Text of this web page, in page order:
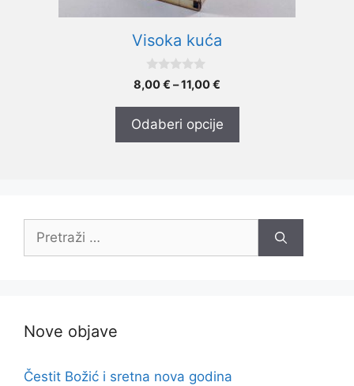
Visoka kuća
0
o
8,00€ –11,00€
8,00 €
Odaberi opcije
Pretraži:
Nove objave
Čestit Božić i sretna nova godina